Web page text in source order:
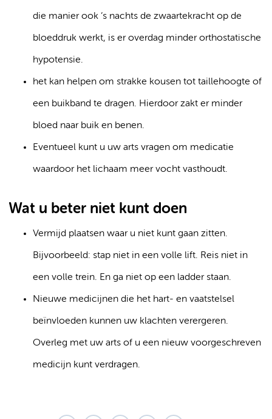
die manier ook ’s nachts de zwaartekracht op de
bloeddruk werkt, is er overdag minder orthostatische
hypotensie.
het kan helpen om strakke kousen tot taillehoogte of
een buikband te dragen. Hierdoor zakt er minder
bloed naar buik en benen.
Eventueel kunt u uw arts vragen om medicatie
waardoor het lichaam meer vocht vasthoudt.
Wat u beter niet kunt doen
Vermijd plaatsen waar u niet kunt gaan zitten.
Bijvoorbeeld: stap niet in een volle lift. Reis niet in
een volle trein. En ga niet op een ladder staan.
Nieuwe medicijnen die het hart- en vaatstelsel
beïnvloeden kunnen uw klachten verergeren.
Overleg met uw arts of u een nieuw voorgeschreven
medicijn kunt verdragen.